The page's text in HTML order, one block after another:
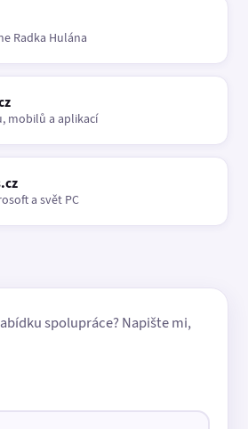
Radka Hulána
mobilů a aplikací
a svět PC
spolupráce? Napište mi,